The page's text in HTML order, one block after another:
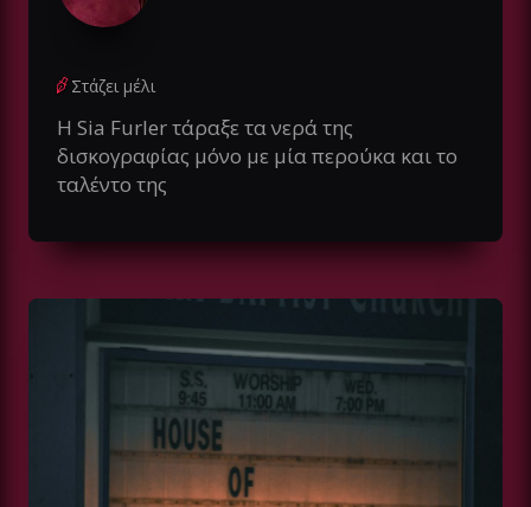
Στάζει μέλι
Η Sia Furler τάραξε τα νερά της
δισκογραφίας μόνο με μία περούκα και το
ταλέντο της